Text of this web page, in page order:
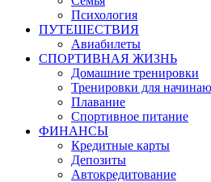
Психология
ПУТЕШЕСТВИЯ
Авиабилеты
СПОРТИВНАЯ ЖИЗНЬ
Домашние тренировки
Тренировки для
Плавание
Спортивное питание
ФИНАНСЫ
Кредитные карты
Депозиты
Автокредитование